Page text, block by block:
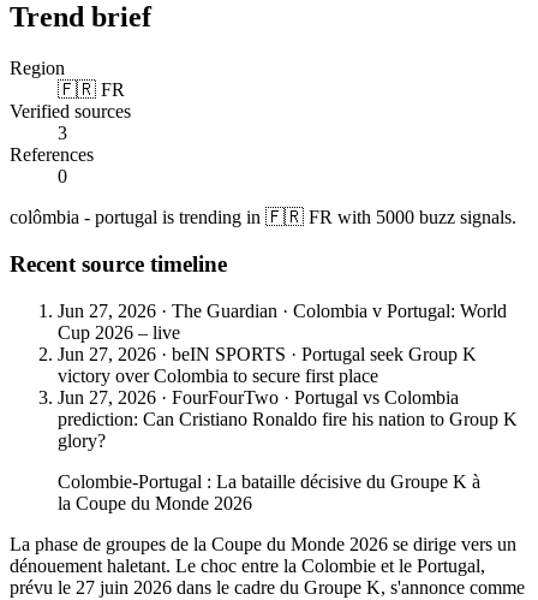
Trend brief
Region
🇫🇷 FR
Verified sources
3
References
0
colômbia - portugal is trending in 🇫🇷 FR with 5000 buzz signals.
Recent source timeline
Jun 27, 2026 · The Guardian · Colombia v Portugal: World
Cup 2026 – live
Jun 27, 2026 · beIN SPORTS · Portugal seek Group K
victory over Colombia to secure first place
Jun 27, 2026 · FourFourTwo · Portugal vs Colombia
prediction: Can Cristiano Ronaldo fire his nation to Group K
glory?
Colombie-Portugal : La bataille décisive du Groupe K à
la Coupe du Monde 2026
La phase de groupes de la Coupe du Monde 2026 se dirige vers un
dénouement haletant. Le choc entre la Colombie et le Portugal,
prévu le 27 juin 2026 dans le cadre du Groupe K, s'annonce comme